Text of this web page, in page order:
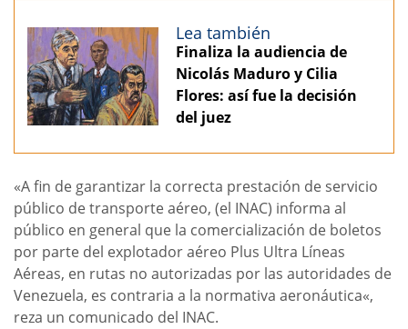
Lea también
Finaliza la audiencia de
Nicolás Maduro y Cilia
Flores: así fue la decisión
del juez
«A fin de garantizar la correcta prestación de servicio
público de transporte aéreo, (el INAC) informa al
público en general que la comercialización de boletos
por parte del explotador aéreo Plus Ultra Líneas
Aéreas, en rutas no autorizadas por las autoridades de
Venezuela, es contraria a la normativa aeronáutica«,
reza un comunicado del INAC.